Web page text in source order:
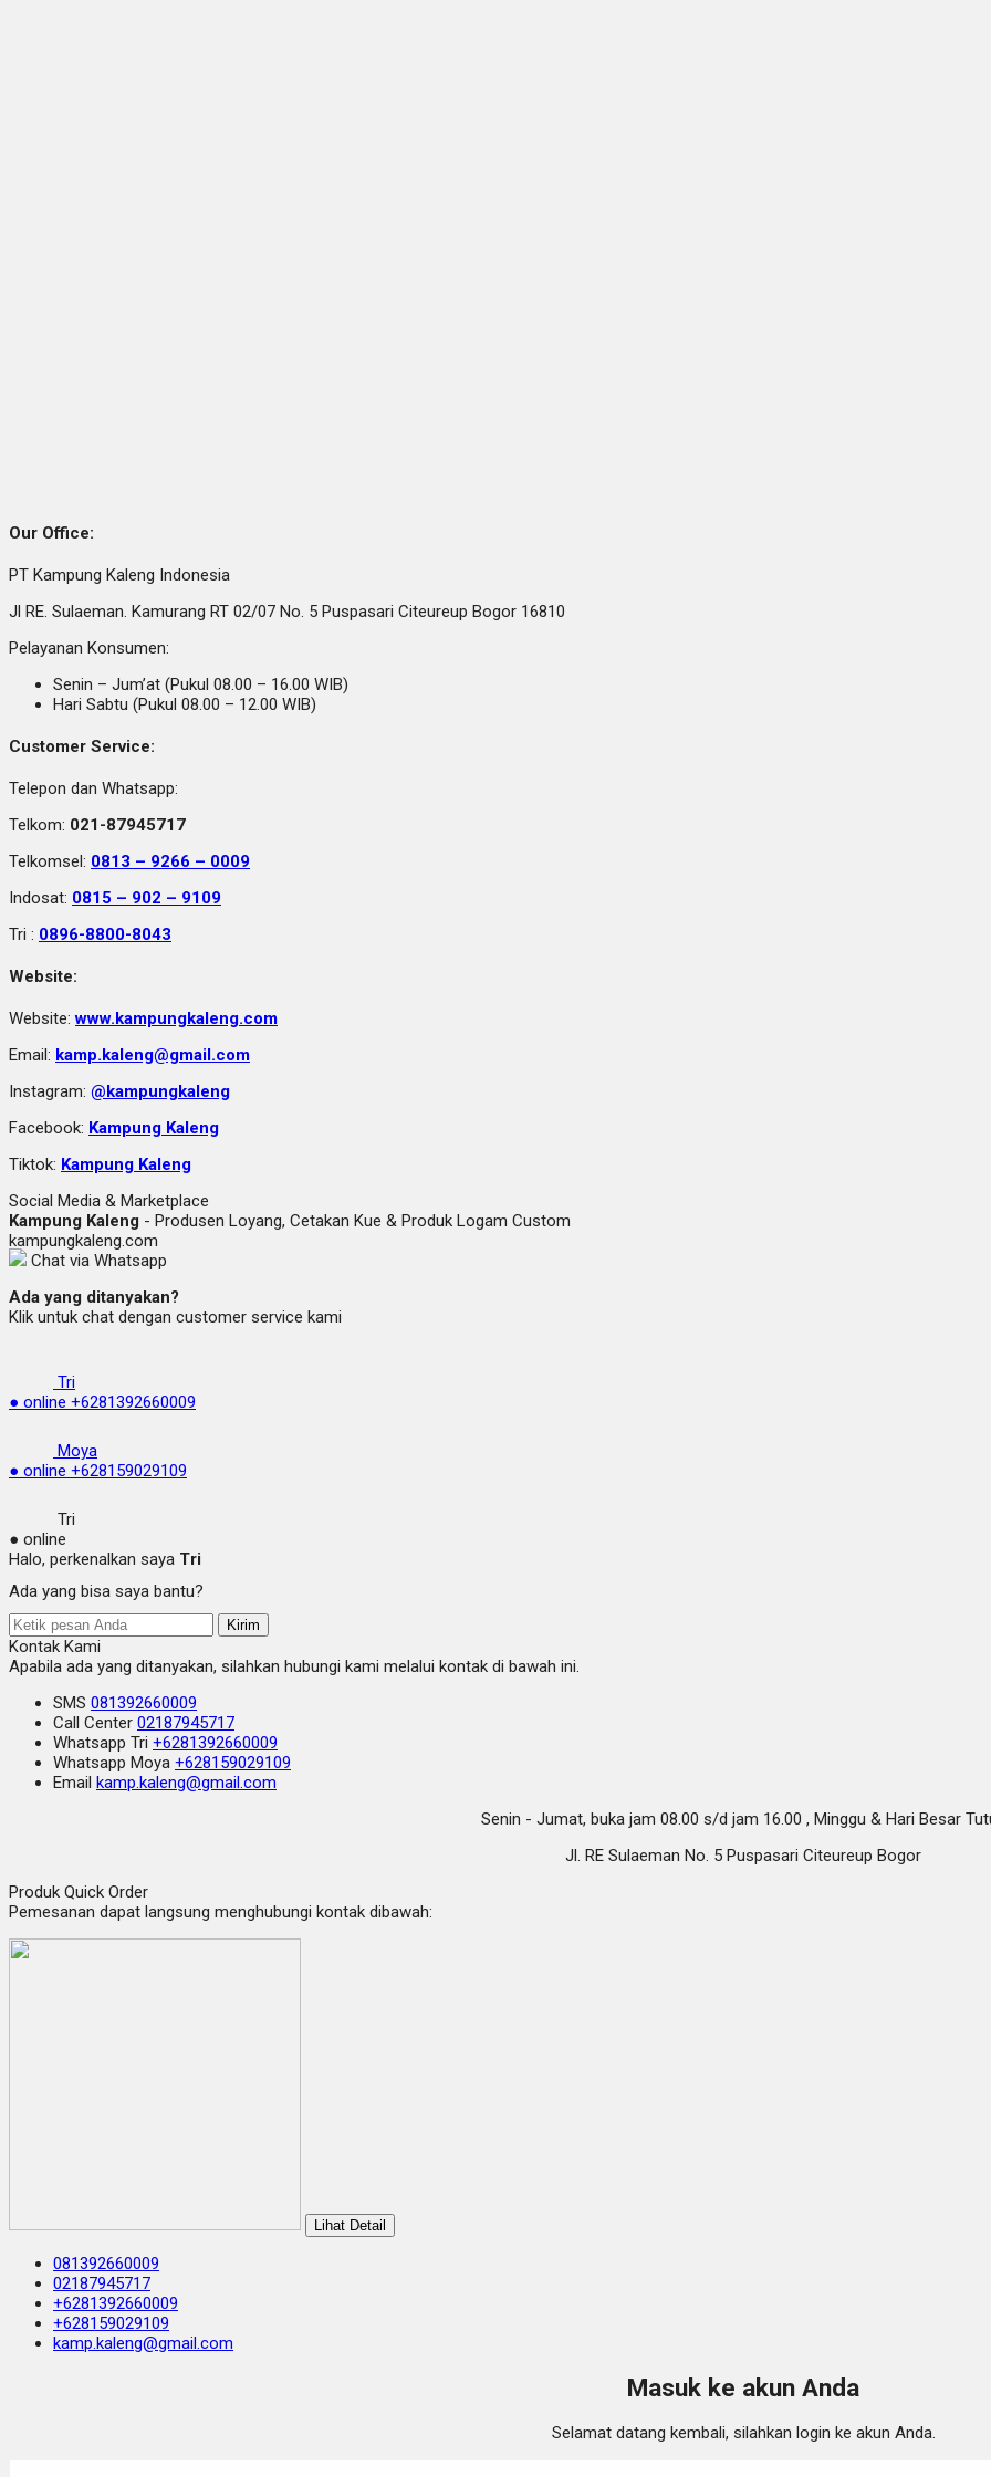
Our Office:
PT Kampung Kaleng Indonesia
Jl RE. Sulaeman. Kamurang RT 02/07 No. 5 Puspasari Citeureup Bogor 16810
Pelayanan Konsumen:
Senin – Jum’at (Pukul 08.00 – 16.00 WIB)
Hari Sabtu (Pukul 08.00 – 12.00 WIB)
Customer Service:
Telepon dan Whatsapp:
Telkom: 021-87945717
Telkomsel: 0813 – 9266 – 0009
Indosat: 0815 – 902 – 9109
Tri : 0896-8800-8043
Website:
Website:www.kampungkaleng.com
Email: kamp.kaleng@gmail.com
Instagram: @kampungkaleng
Facebook: Kampung Kaleng
Tiktok: Kampung Kaleng
Social Media & Marketplace
Kampung Kaleng - Produsen Loyang, Cetakan Kue & Produk Logam Custom
kampungkaleng.com
Chat via Whatsapp
Ada yang ditanyakan?
Klik untuk chat dengan customer service kami
Tri
● online +6281392660009
Moya
● online +628159029109
Tri
● online
Halo, perkenalkan saya Tri
Ada yang bisa saya bantu?
Kirim
Kontak Kami
Apabila ada yang ditanyakan, silahkan hubungi kami melalui kontak di bawah ini.
SMS 081392660009
Call Center 02187945717
Whatsapp Tri +6281392660009
Whatsapp Moya +628159029109
Email kamp.kaleng@gmail.com
Senin - Jumat, buka jam 08.00 s/d jam 16.00 , Minggu & Hari Besar
Jl. RE Sulaeman No. 5 Puspasari Citeureup Bogor
Produk Quick Order
Pemesanan dapat langsung menghubungi kontak dibawah:
Lihat Detail
081392660009
02187945717
+6281392660009
+628159029109
kamp.kaleng@gmail.com
Masuk ke akun Anda
Selamat datang kembali, silahkan login ke akun Anda.